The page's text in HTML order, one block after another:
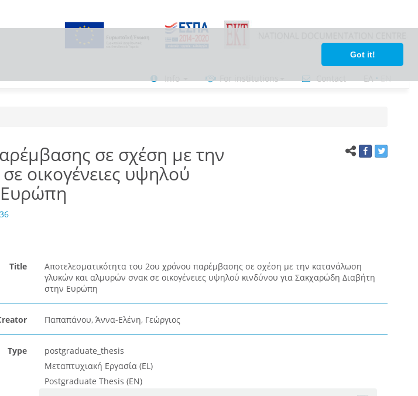
Got it!
Info For institutions Contact ΕΛ•ΕΝ
σε σχέση με την
οικογένειες υψηλού
Ευρώπη
Title
Αποτελεσματικότητα του 2ου χρόνου παρέμβασης σε σχέση με την κατανάλωση
γλυκών και αλμυρών σνακ σε οικογένειες υψηλού κινδύνου για Σακχαρώδη Διαβήτη
στην Ευρώπη
Παπαπάνου, Άννα-Ελένη, Γεώργιος
Type
postgraduate_thesis
Μεταπτυχιακή Εργασία (EL)
Postgraduate Thesis (EN)